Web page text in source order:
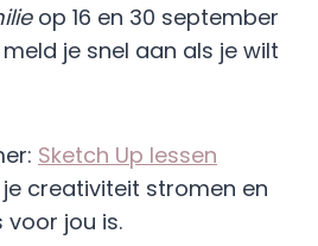
op 16 en 30 september
je snel aan als je wilt
Sketch Up lessen
je creativiteit stromen en
jou is.